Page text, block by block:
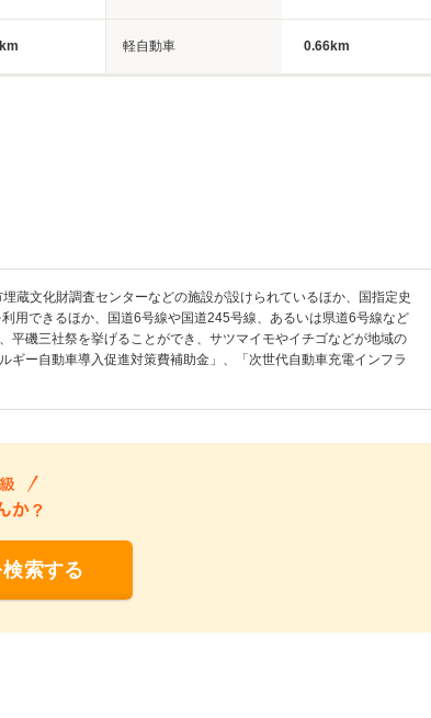
軽自動車 0.66km
蔵文化財調査センターなどの施設が設けられているほか、国指定史
用できるほか、国道6号線や国道245号線、あるいは県道6号線など
平磯三社祭を挙げることができ、サツマイモやイチゴなどが地域の
ー自動車導入促進対策費補助金」、「次世代自動車充電インフラ
索する